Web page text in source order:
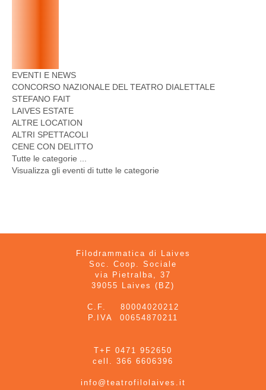
EVENTI E NEWS
CONCORSO NAZIONALE DEL TEATRO DIALETTALE
STEFANO FAIT
LAIVES ESTATE
ALTRE LOCATION
ALTRI SPETTACOLI
CENE CON DELITTO
Tutte le categorie ...
Visualizza gli eventi di tutte le categorie
Filodrammatica di Laives
Soc. Coop. Sociale
via Pietralba, 37
39055 Laives (BZ)
C.F. 80004020212
P.IVA 00654870211
T+F 0471 952650
cell. 366 6606396
info@teatrofilolaives.it